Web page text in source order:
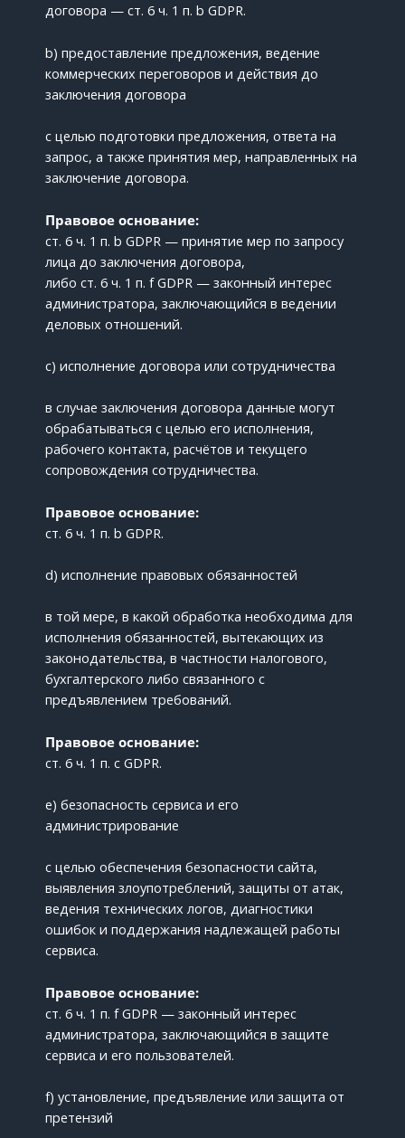
договора — ст. 6 ч. 1 п. b GDPR.
b) предоставление предложения, ведение
коммерческих переговоров и действия до
заключения договора
с целью подготовки предложения, ответа на
запрос, а также принятия мер, направленных на
заключение договора.
Правовое основание:
ст. 6 ч. 1 п. b GDPR — принятие мер по запросу
лица до заключения договора,
либо ст. 6 ч. 1 п. f GDPR — законный интерес
администратора, заключающийся в ведении
деловых отношений.
c) исполнение договора или сотрудничества
в случае заключения договора данные могут
обрабатываться с целью его исполнения,
рабочего контакта, расчётов и текущего
сопровождения сотрудничества.
Правовое основание:
ст. 6 ч. 1 п. b GDPR.
d) исполнение правовых обязанностей
в той мере, в какой обработка необходима для
исполнения обязанностей, вытекающих из
законодательства, в частности налогового,
бухгалтерского либо связанного с
предъявлением требований.
Правовое основание:
ст. 6 ч. 1 п. c GDPR.
e) безопасность сервиса и его
администрирование
с целью обеспечения безопасности сайта,
выявления злоупотреблений, защиты от атак,
ведения технических логов, диагностики
ошибок и поддержания надлежащей работы
сервиса.
Правовое основание:
ст. 6 ч. 1 п. f GDPR — законный интерес
администратора, заключающийся в защите
сервиса и его пользователей.
f) установление, предъявление или защита от
претензий